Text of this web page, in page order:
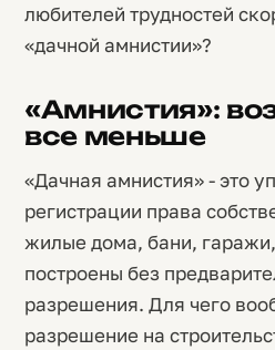
любителей трудностей
«дачной амнистии»?
«Амнистия»:
все меньше
«Дачная амнистия» - это
регистрации права
жилые дома, бани,
построены без
разрешения. Для чего
разрешение на